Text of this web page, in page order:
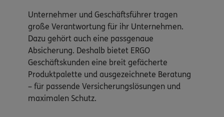
Unternehmer und Geschäftsführer tragen
große Verantwortung für ihr Unternehmen.
Dazu gehört auch eine passgenaue
Absicherung. Deshalb bietet ERGO
Geschäftskunden eine breit gefächerte
Produktpalette und ausgezeichnete Beratung
– für passende Versicherungslösungen und
maximalen Schutz.